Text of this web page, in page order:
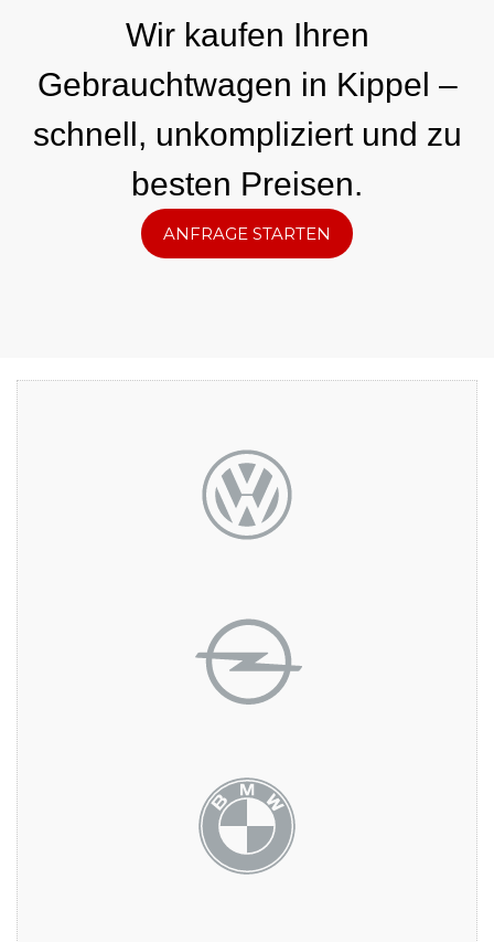
Wir kaufen Ihren
Gebrauchtwagen in Kippel –
schnell, unkompliziert und zu
besten Preisen.
ANFRAGE STARTEN